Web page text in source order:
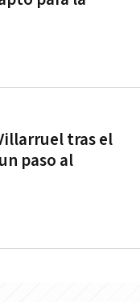
tras el
paso al